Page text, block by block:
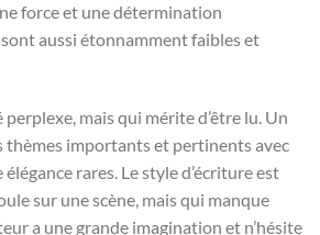
force et une détermination
aussi étonnamment faibles et
perplexe, mais qui mérite d’être lu. Un
thèmes importants et pertinents avec
rares. Le style d’écriture est
sur une scène, mais qui manque
a une grande imagination et n’hésite